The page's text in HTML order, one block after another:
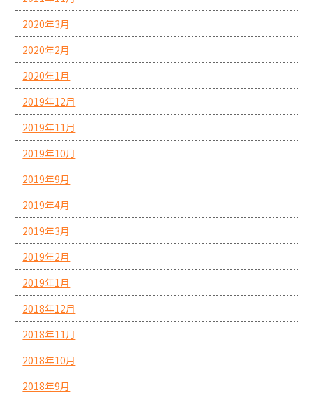
2020年3月
2020年2月
2020年1月
2019年12月
2019年11月
2019年10月
2019年9月
2019年4月
2019年3月
2019年2月
2019年1月
2018年12月
2018年11月
2018年10月
2018年9月